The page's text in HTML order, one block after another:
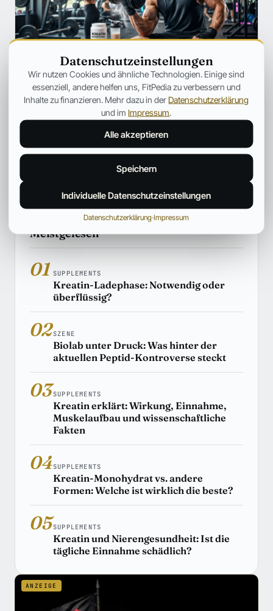
SUPPLEMENTS
Kreatin erklärt: Wirkung, Einnahme,
Muskelaufbau und wissenschaftliche
Informationen über Kreatin dar. Erklärt werden: Wirkung,
Einnahme, Muskelaufbau und wissenschaftliche Fakten
03. Aug. 2026 34 Min.
Meistgelesen
01 SUPPLEMENTS
Kreatin-Ladephase: Notwendig oder
überflüssig?
02SZENE
Biolab unter Druck: Was hinter der
aktuellen Peptid-Kontroverse steckt
03SUPPLEMENTS
Kreatin erklärt: Wirkung, Einnahme,
Muskelaufbau und wissenschaftliche
Fakten
04SUPPLEMENTS
Kreatin-Monohydrat vs. andere
Formen: Welche ist wirklich die beste?
05SUPPLEMENTS
Kreatin und Nierengesundheit: Ist die
tägliche Einnahme schädlich?
ANZEIGE
Datenschutzeinstellungen
Wir nutzen Cookies und ähnliche Technologien. Einige sind
essenziell, andere helfen uns, FitPedia zu verbessern und
Inhalte zu finanzieren. Mehr dazu in der Datenschutzerklärung
und im Impressum.
Alle akzeptieren
Speichern
Individuelle Datenschutzeinstellungen
Datenschutzerklärung·Impressum